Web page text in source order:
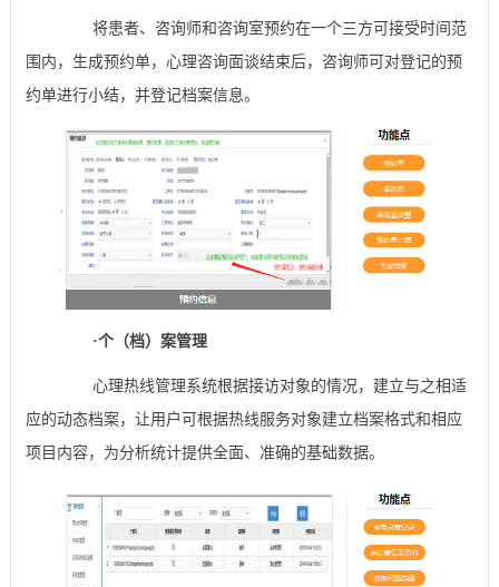
将患者、咨询师和咨询室预约在一个三方可接受时间范
围内，生成预约单，心理咨询面谈结束后，咨询师可对登记的预
约单进行小结，并登记档案信息。
·个（档）案管理
心理热线管理系统根据接访对象的情况，建立与之相适
应的动态档案，让用户可根据热线服务对象建立档案格式和相应
项目内容，为分析统计提供全面、准确的基础数据。